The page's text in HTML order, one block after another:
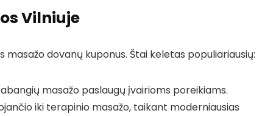
Vilniuje
masažo dovanų kuponus. Štai keletas populiariausių:
masažo paslaugų įvairioms poreikiams.
iki terapinio masažo, taikant moderniausias